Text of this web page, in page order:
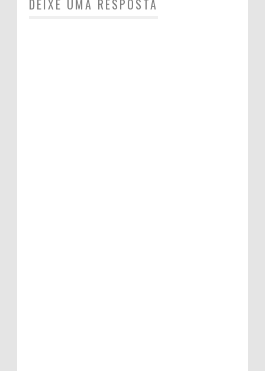
DEIXE UMA RESPOSTA